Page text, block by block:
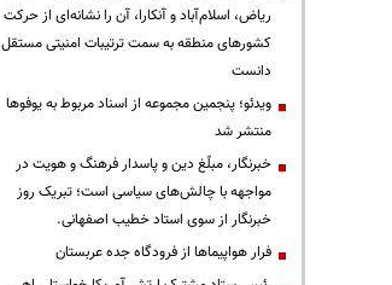
ریاض، اسلام‌آباد و آنکارا، آن را نشانه‌ای از حرکت
کشورهای منطقه به سمت ترتیبات امنیتی مستقل
دانست
ویدئو؛ پنجمین مجموعه از اسناد مربوط به یوفوها
منتشر شد
خبرنگار، مبلّغ دین و پاسدار فرهنگ و هویت در
مواجهه با چالش‌های سیاسی است؛ تبریک روز
خبرنگار از سوی استاد خطیب اصفهانی.
فرار هواپیماها از فرودگاه جده عربستان